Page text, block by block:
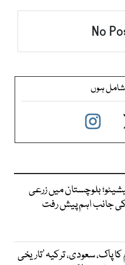
No
ہوں
بلوچستان میں زرعی
کی جانب اہم پیش رفت
پاک، سعودی، ترکیہ ’تاریخی